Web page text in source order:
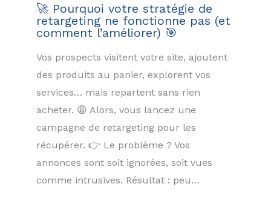
🚀 Pourquoi votre stratégie de
retargeting ne fonctionne pas (et
comment l’améliorer) 🎯
Vos prospects visitent votre site, ajoutent
des produits au panier, explorent vos
services… mais repartent sans rien
acheter. 😩 Alors, vous lancez une
campagne de retargeting pour les
récupérer. 👉 Le problème ? Vos
annonces sont soit ignorées, soit vues
comme intrusives. Résultat : peu…